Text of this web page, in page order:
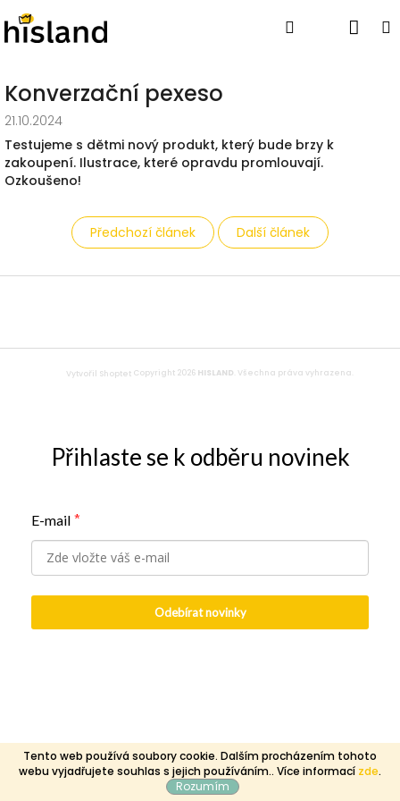
Tento web používá soubory cookie. Dalším procházením tohoto
webu vyjadřujete souhlas s jejich používáním.. Více informací zde.
Rozumím
na
obsah
Hledat
Konverzační pexeso
21.10.2024
Testujeme s dětmi nový produkt, který bude brzy k
zakoupení. Ilustrace, které opravdu promlouvají.
Ozkoušeno!
Předchozí článek Další článek
a
Vytvořil Shoptet Copyright 2026 HISLAND . Všechna práva vyhrazena.
Přihlaste se k odběru novinek
E-mail *
Odebírat novinky